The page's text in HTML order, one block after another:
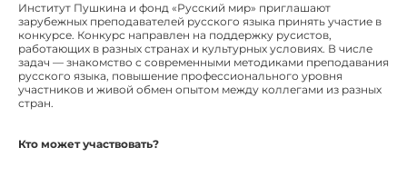
Институт Пушкина и фонд «Русский мир» приглашают
зарубежных преподавателей русского языка принять участие в
конкурсе. Конкурс направлен на поддержку русистов,
работающих в разных странах и культурных условиях. В числе
задач — знакомство с современными методиками преподавания
русского языка, повышение профессионального уровня
участников и живой обмен опытом между коллегами из разных
стран.
Кто может участвовать?